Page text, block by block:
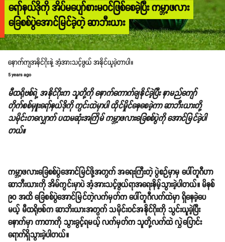
ရော်နယ်ဒိုကို အိပ်မပျော်စားမဝင်ဖြစ်စေခဲ့ပြီး ကမ္ဘာ့ဖလား
ခြေစစ်ပွဲအောင်မြင်ခဲ့တဲ့ ဆာဘီးယား
နောက်ကျအနိင်ဂိုးနဲ့ အံ့အားသင့်ဖွယ် အနိုင်ယူခဲ့တာပါ။
5 years ago
မီထရိုဗစ်ရဲ့ အနိုင်ဂိုးက သူတို့ကို နောက်ကောက်ချနိုင်ခဲ့ပြီး နာမည်ကျော်
တိုက်စစ်မှူးရော်နယ်ဒိုကို ကွင်းထဲမှာပါ ထိုင်မှိုင်နေစေခဲ့ကာ ဆာဘီးယားတို့
သမိုင်းတလျှောက် ပထမဆုံးအကြိမ် ကမ္ဘာ့ဖလားခြေစစ်ပွဲကို အောင်မြင်ခဲ့ပါ
တယ်။
ကမ္ဘာ့ဖလားခြေစစ်ပွဲအောင်မြင်ဖို့အတွက် အရေးကြီးတဲ့ ပွဲစဉ်မှာမှ ပေါ်တူဂီဟာ
ဆာဘီးယားကို အိမ်ကွင်းမှာပဲ အံ့အားသင့်ဖွယ်ရာအရေးနိမ့်သွားခဲ့ပါတယ်။ မိနစ်
၉၀ အထိ ခြေစစ်ပွဲအောင်မြင်တဲ့လက်မှတ်က ပေါ်တူဂီလက်ထဲမှာ ရှိနေခဲ့ပေ
မယ့် မီထရိုဗစ်က ဆာဘိးယားအတွက် သမိုင်းဝင်အနိုင်ဂိုးကို သွင်းယူခဲ့ပြီး
နောက်မှာ ကာတာကို သွားခွင့်ရမယ့် လက်မှတ်က သူတို့လက်ထဲ လွှဲပြောင်း
ရောက်ရှိသွားခဲ့ပါတယ်။